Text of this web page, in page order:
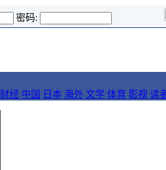
密码:
财经 中国 日本 海外 文学 体育 影视 读